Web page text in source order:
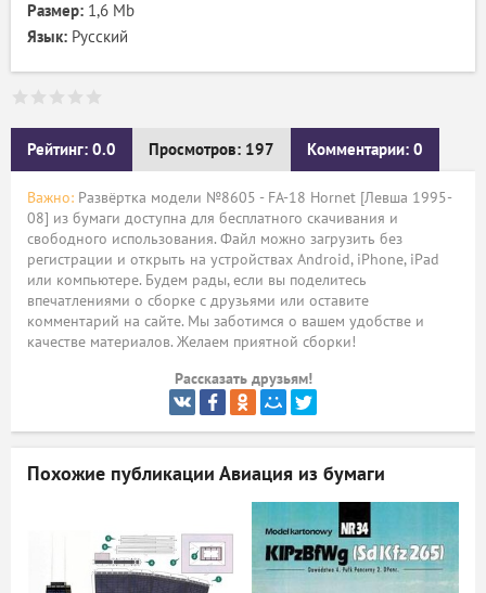
Размер: 1,6 Mb
Язык: Русский
Рейтинг: 0.0 Просмотров: 197 Комментарии: 0
Важно: Развёртка модели №8605 - FA-18 Hornet [Левша 1995-
08] из бумаги доступна для бесплатного скачивания и
свободного использования. Файл можно загрузить без
регистрации и открыть на устройствах Android, iPhone, iPad
или компьютере. Будем рады, если вы поделитесь
впечатлениями о сборке с друзьями или оставите
комментарий на сайте. Мы заботимся о вашем удобстве и
качестве материалов. Желаем приятной сборки!
Рассказать друзьям!
Похожие публикации Авиация из бумаги